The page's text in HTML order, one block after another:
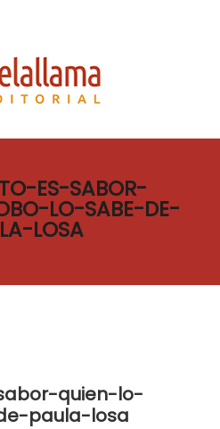
ES-SABOR-
LO-SABE-DE-
LOSA
quien-lo-
paula-losa